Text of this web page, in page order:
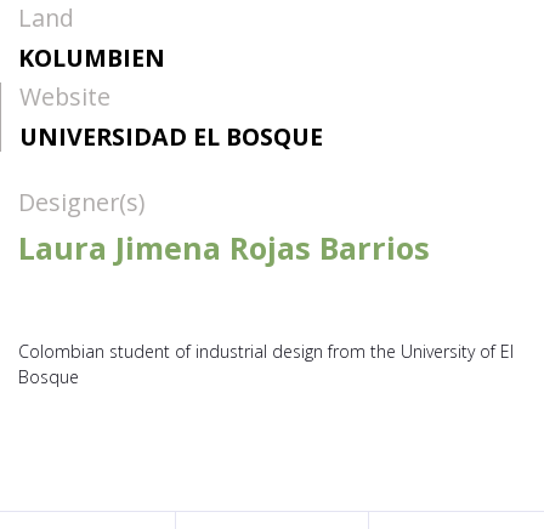
Land
KOLUMBIEN
Website
UNIVERSIDAD EL BOSQUE
Designer(s)
Laura Jimena Rojas Barrios
Colombian student of industrial design from the University of El
Bosque